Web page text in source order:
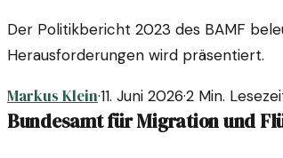
Der Politikbericht 2023 des BAMF
Herausforderungen wird präsentiert.
Markus Klein·11. Juni 2026·2 Min.
Bundesamt für Migration und